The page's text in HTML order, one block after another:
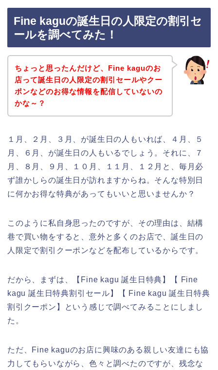
Fine kaguの誕生日の人限定の割引セ
ールを調べてみた！
ちょっと思ったんだけど、Fine kaguのお
店って誕生日の人限定の割引セールやクー
ポンなどのお得な情報を配信していないの
かな～？
１月、２月、３月、が誕生日の人もいれば、４月、５
月、６月、が誕生日の人もいるでしょう。それに、７
月、８月、９月、１０月、１１月、１２月と、毎月必
ず誰かしらの誕生日が訪れますからね。そんな特別日
に何かお得な特典があってもいいと思いませんか？
このように私自身思ったのですが、その理由は、結構
巷で買い物をすると、意外と多くのお店で、誕生日の
人限定で割引クーポンなどを配布しているからです。
だから、まずは、【Fine kagu 誕生日特典】【 Fine
kagu 誕生日特典割引セール】【 Fine kagu 誕生日特典
割引クーポン】という感じで調べてみることにしまし
た。
ただ、Fine kaguのお店に興味のある親しい友達にも協
力してもらいながら、色々と調べたのですが、残念な